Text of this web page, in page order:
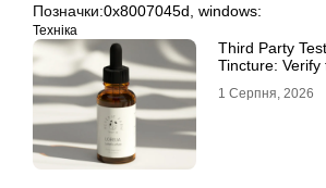
Позначки:0x8007045d windows:
Техніка
Third Party
Tincture:
1 Серпня, 2026